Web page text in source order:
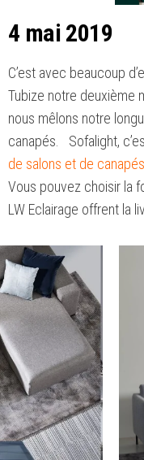
4 mai 2019
C’est avec beaucoup
Tubize notre deuxième
nous mêlons notre
canapés. Sofalight,
de salons et de canapés
Vous pouvez choisir la
LW Eclairage offrent la